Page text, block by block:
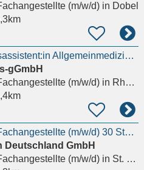
(m/w/d)in Dobel
Weiterbildungsassistent:in Allgemeinmedizin und MFAs oder Quereinsteiger in Teil- oder Vollzeit ab
gGmbH
(m/w/d)in Rheinzabern
Medizinische Fachangestellte (m/w/d) 30 Stunden II am Standort St. Leon-Rot
Deutschland GmbH
(m/w/d)in St. Leon-Rot